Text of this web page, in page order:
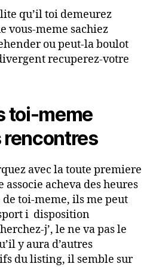
qu’il toi demeurez
vous-meme sachiez
ou peut-la boulot
recuperez-votre
toi-meme
rencontres
avec la toute premiere
acheva des heures
de toi-meme, ils me peut
i disposition
j’, le ne va pas le
y aura d’autres
du listing, il semble sur